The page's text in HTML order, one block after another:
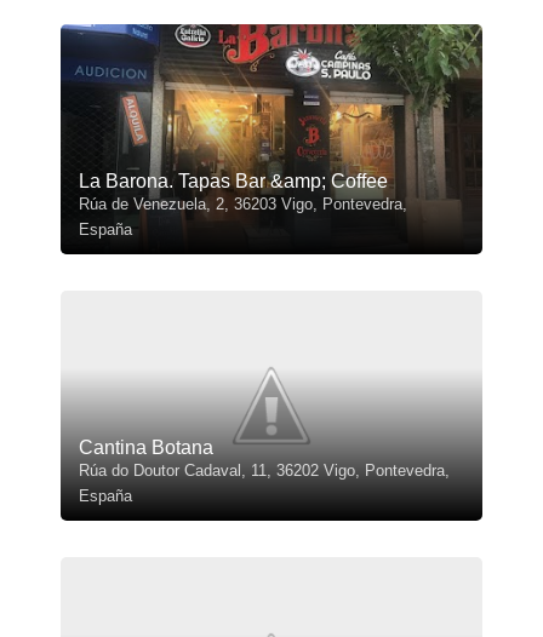
La Barona. Tapas Bar &amp; Coffee
Rúa de Venezuela, 2, 36203 Vigo, Pontevedra,
España
Cantina Botana
Rúa do Doutor Cadaval, 11, 36202 Vigo, Pontevedra,
España